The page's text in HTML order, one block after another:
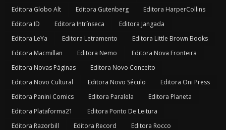
Editora Globo Alt
Editora Gutenberg
Editora HarperCollins
Editora ID
Editora Intrínseca
Editora Jangada
Editora LeYa
Editora Letramento
Editora Little Brown Books
Editora Macmillan
Editora Nemo
Editora Nova Fronteira
Editora Novas Páginas
Editora Novo Conceito
Editora Novo Cultural
Editora Novo Século
Editora Oni Press
Editora Panini Comics
Editora Paralela
Editora Planeta
Editora Plataforma21
Editora Ponto De Leitura
Editora Razorbill
Editora Record
Editora Rocco